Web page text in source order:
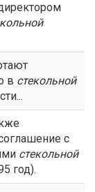
в стекольной
с
стекольной
год).